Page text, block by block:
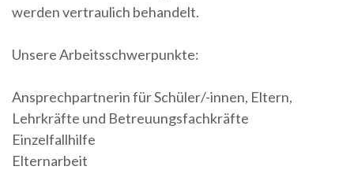
werden vertraulich behandelt.
Unsere Arbeitsschwerpunkte:
Ansprechpartnerin für Schüler/-innen, Eltern,
Lehrkräfte und Betreuungsfachkräfte
Einzelfallhilfe
Elternarbeit